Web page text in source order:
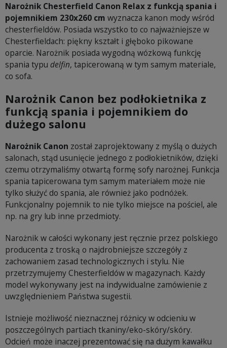
Narożnik Chesterfield Canon Relax z funkcją spania i
pojemnikiem 230x260 cm wyznacza kanon mody wśród
chesterfieldów. Posiada wszystko to co najważniejsze w
Chesterfieldach: piękny kształt i głęboko pikowane
oparcie. Narożnik posiada wygodną wózkową funkcję
spania typu delfin, tapicerowaną w tym samym materiale,
co sofa.
Narożnik Canon bez podłokietnika z
funkcją spania i pojemnikiem do
dużego salonu
Narożnik Canon został zaprojektowany z myślą o dużych
salonach, stąd usunięcie jednego z podłokietników, dzięki
czemu otrzymaliśmy otwartą formę sofy narożnej. Funkcja
spania tapicerowana tym samym materiałem może nie
tylko służyć do spania, ale również jako podnóżek.
Funkcjonalny pojemnik to nie tylko miejsce na pościel, ale
np. na gry lub inne przedmioty.
Narożnik w całości wykonany jest ręcznie przez polskiego
producenta z troską o najdrobniejsze szczegóły z
zachowaniem zasad technologicznych i stylu. Nie
przetrzymujemy Chesterfieldów w magazynach. Każdy
model wykonywany jest na indywidualne zamówienie z
uwzględnieniem Państwa sugestii.
Istnieje możliwość nieznacznej różnicy w odcieniu w
poszczególnych partiach tkaniny/eko-skóry/skóry.
Odcień może inaczej prezentować się na dużym kawałku